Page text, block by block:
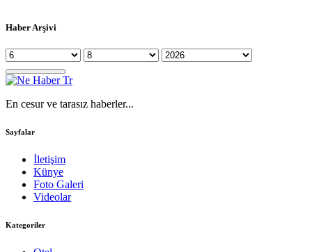
Haber Arşivi
En cesur ve tarasız haberler...
Sayfalar
İletişim
Künye
Foto Galeri
Videolar
Kategoriler